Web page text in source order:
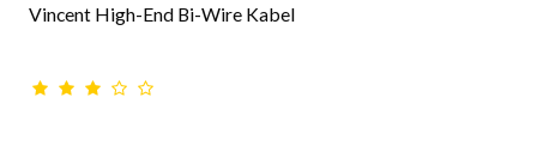
Vincent High-End Bi-Wire Kabel